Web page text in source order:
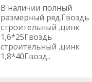
В наличии полный
размерный ряд.Гвоздь
строительный ,цинк
1,6*25Гвоздь
строительный ,цинк
1,8*40Гвозд..